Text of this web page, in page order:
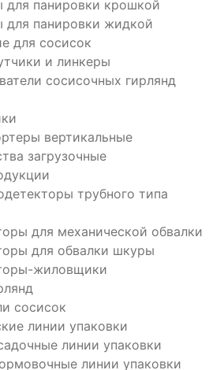
панировки крошкой
панировки жидкой
для сосисок
и линкеры
сосисочных гирлянд
вертикальные
загрузочные
трубного типа
для механической обвалки
для обвалки шкуры
жиловщики
сосисок
линии упаковки
линии упаковки
линии упаковки